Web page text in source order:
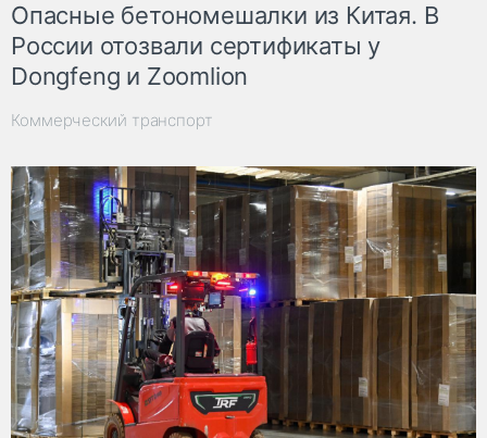
Опасные бетономешалки из Китая. В
России отозвали сертификаты у
Dongfeng и Zoomlion
Коммерческий транспорт